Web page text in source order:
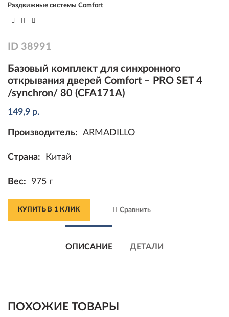
Раздвижные системы Comfort
ID 38991
Базовый комплект для синхронного
открывания дверей Comfort – PRO SET 4
/synchron/ 80 (CFA171A)
149,9 р.
Производитель: ARMADILLO
Страна: Китай
Вес: 975 г
КУПИТЬ В 1 КЛИК Сравнить
ОПИСАНИЕ ДЕТАЛИ
ПОХОЖИЕ ТОВАРЫ